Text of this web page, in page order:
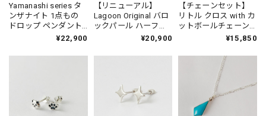
Yamanashi series タ
ンザナイト 1点もの
ドロップ ペンダント
¥22,900
【リニューアル】
Lagoon Original バロ
ックパール ハーフ
and ハーフ ネックレ
¥20,900
【チェーンセット】
リトル クロス with カ
ットボールチェーン
¥15,850